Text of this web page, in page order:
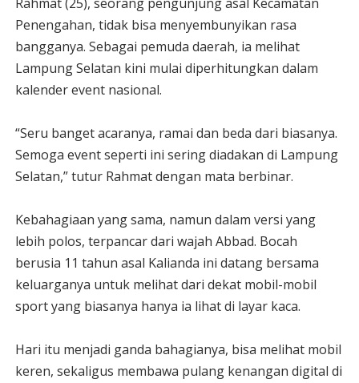
Rahmat (25), seorang pengunjung asal Kecamatan
Penengahan, tidak bisa menyembunyikan rasa
bangganya. Sebagai pemuda daerah, ia melihat
Lampung Selatan kini mulai diperhitungkan dalam
kalender event nasional.
“Seru banget acaranya, ramai dan beda dari biasanya.
Semoga event seperti ini sering diadakan di Lampung
Selatan,” tutur Rahmat dengan mata berbinar.
Kebahagiaan yang sama, namun dalam versi yang
lebih polos, terpancar dari wajah Abbad. Bocah
berusia 11 tahun asal Kalianda ini datang bersama
keluarganya untuk melihat dari dekat mobil-mobil
sport yang biasanya hanya ia lihat di layar kaca.
Hari itu menjadi ganda bahagianya, bisa melihat mobil
keren, sekaligus membawa pulang kenangan digital di